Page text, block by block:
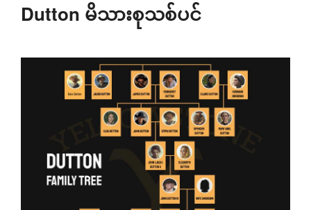
Dutton မိသားစုသစ်ပင်